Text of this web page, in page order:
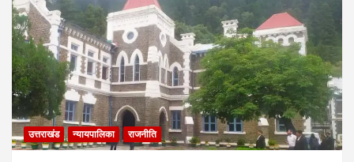
उत्तराखंड न्यायपालिका राजनीति